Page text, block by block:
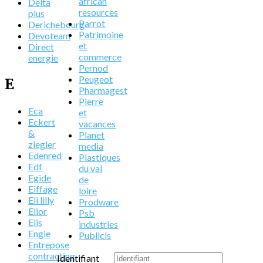
plus
Derichebourg
Devoteam
Direct
energie
E
Eca
Eckert
&
ziegler
Edenred
Edf
Egide
Eiffage
Eli lilly
Elior
Elis
Engie
Entrepose
contracting
resources
Parrot
Patrimoine
et
commerce
Pernod
Peugeot
Pharmagest
Pierre
et
vacances
Planet
media
Plastiques
du val
de
loire
Prodware
Psb
industries
Publicis
Identifiant